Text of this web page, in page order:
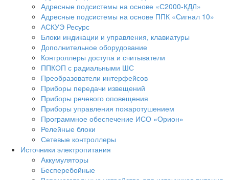
Адресные подсистемы на основе «С2000-КДЛ»
Адресные подсистемы на основе ППК «Сигнал 10»
АСКУЭ Ресурс
Блоки индикации и управления, клавиатуры
Дополнительное оборудование
Контроллеры доступа и считыватели
ППКОП с радиальными ШС
Преобразователи интерфейсов
Приборы передачи извещений
Приборы речевого оповещения
Приборы управления пожаротушением
Программное обеспечение ИСО «Орион»
Релейные блоки
Сетевые контроллеры
Источники электропитания
Аккумуляторы
Бесперебойные